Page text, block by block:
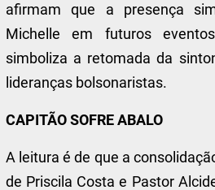
afirmam que a presença
Michelle em futuros
simboliza a retomada da
lideranças bolsonaristas.
CAPITÃO SOFRE ABALO
A leitura é de que a
de Priscila Costa e Pastor